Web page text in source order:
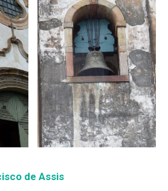
de Assis